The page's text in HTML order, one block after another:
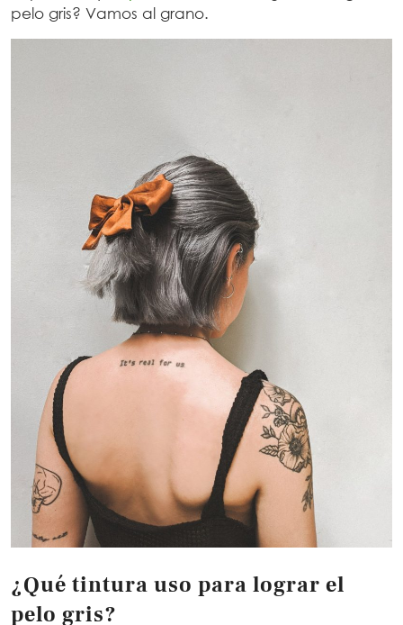
pelo gris? Vamos al grano.
¿Qué tintura uso para lograr el
pelo gris?